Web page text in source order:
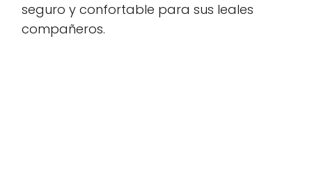
seguro y confortable para sus leales
compañeros.